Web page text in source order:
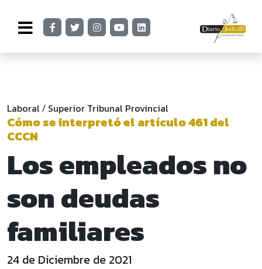
Laboral/ Superior Tribunal Provincial
Cómo se interpretó el artículo 461 del
CCCN
Los empleados no
son deudas
familiares
24 de Diciembre de 2021